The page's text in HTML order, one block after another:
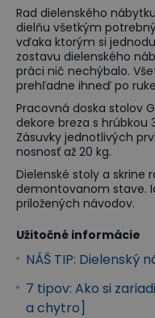
Rad dielenského nábytku
dielňu všetkým
vďaka ktorým si
zostavu dielenského
práci nič nechýbalo.
prehľadne ihneď po
Pracovná doska stolov
dekore breza s hrúbkou
Zásuvky jednotlivých
nosnosť až 20 kg.
Dielenské stoly a skrine
demontovanom stave.
priložených návodov.
Užitočné informácie
NÁŠ TIP: Dielenský
7 tipov: Ako si
a chytro]